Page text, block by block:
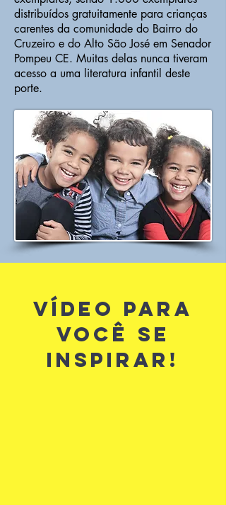
distribuídos gratuitamente para crianças
carentes da comunidade do Bairro do
Cruzeiro e do Alto São José em Senador
Pompeu CE. Muitas delas nunca tiveram
acesso a uma literatura infantil deste
porte.
VÍDEO PARA
VOCÊ SE
INSPIRAR!